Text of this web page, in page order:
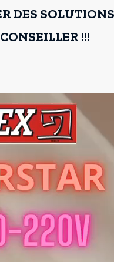
DES
!!!